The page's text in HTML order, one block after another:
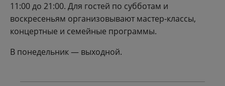
11:00 до 21:00. Для гостей по субботам и
воскресеньям организовывают мастер-классы,
концертные и семейные программы.
В понедельник — выходной.